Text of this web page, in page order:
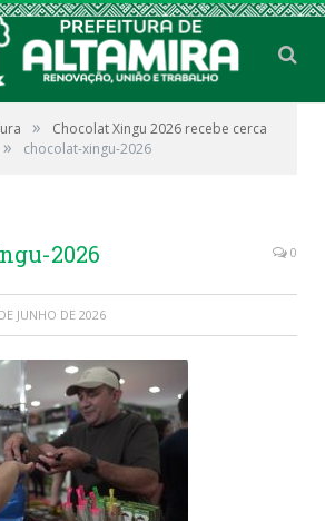
»
Chocolat Xingu 2026 recebe cerca
» chocolat-xingu-2026
2026 0
JUNHO DE 2026